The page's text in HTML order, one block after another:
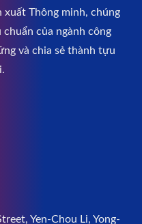
Thông minh, chúng
của ngành công
và chia sẻ thành tựu
Yen-Chou Li, Yong-